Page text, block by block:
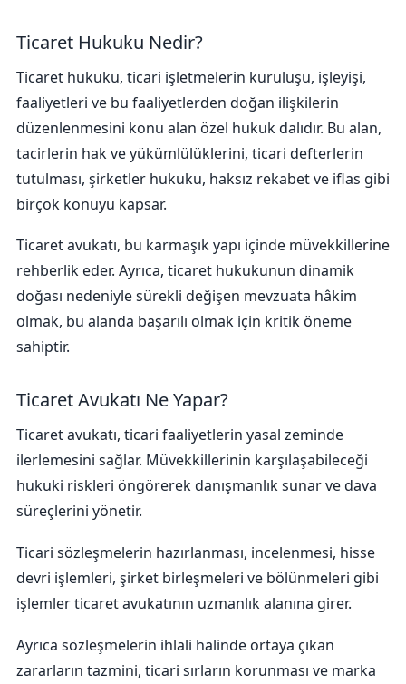
Ticaret Hukuku Nedir?
Ticaret hukuku, ticari işletmelerin kuruluşu, işleyişi,
faaliyetleri ve bu faaliyetlerden doğan ilişkilerin
düzenlenmesini konu alan özel hukuk dalıdır. Bu alan,
tacirlerin hak ve yükümlülüklerini, ticari defterlerin
tutulması, şirketler hukuku, haksız rekabet ve iflas gibi
birçok konuyu kapsar.
Ticaret avukatı, bu karmaşık yapı içinde müvekkillerine
rehberlik eder. Ayrıca, ticaret hukukunun dinamik
doğası nedeniyle sürekli değişen mevzuata hâkim
olmak, bu alanda başarılı olmak için kritik öneme
sahiptir.
Ticaret Avukatı Ne Yapar?
Ticaret avukatı, ticari faaliyetlerin yasal zeminde
ilerlemesini sağlar. Müvekkillerinin karşılaşabileceği
hukuki riskleri öngörerek danışmanlık sunar ve dava
süreçlerini yönetir.
Ticari sözleşmelerin hazırlanması, incelenmesi, hisse
devri işlemleri, şirket birleşmeleri ve bölünmeleri gibi
işlemler ticaret avukatının uzmanlık alanına girer.
Ayrıca sözleşmelerin ihlali halinde ortaya çıkan
zararların tazmini, ticari sırların korunması ve marka